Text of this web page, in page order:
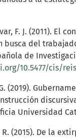
F. J. (2011). El
busca del
de
10.5477/cis/
(2019).
Universidad
R. (2015). De la